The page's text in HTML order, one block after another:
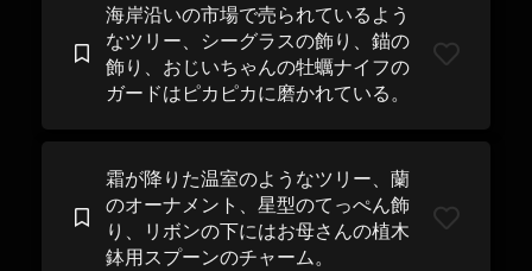
海岸沿いの市場で売られているよう
なツリー、シーグラスの飾り、錨の
飾り、おじいちゃんの牡蠣ナイフの
ガードはピカピカに磨かれている。
霜が降りた温室のようなツリー、蘭
のオーナメント、星型のてっぺん飾
り、リボンの下にはお母さんの植木
鉢用スプーンのチャーム。